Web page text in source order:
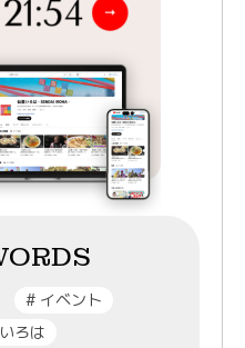
#イベント
ろは